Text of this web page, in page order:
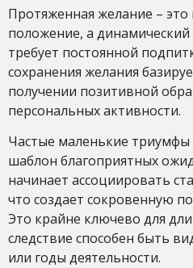
Протяженная желание – это
положение, а динамический
требует постоянной
сохранения желания
получении позитивной
персональных активности.
Частые маленькие
шаблон благоприятных
начинает ассоциировать
что создает сокровенную
Это крайне ключево для
следствие способен быть
или годы деятельности.